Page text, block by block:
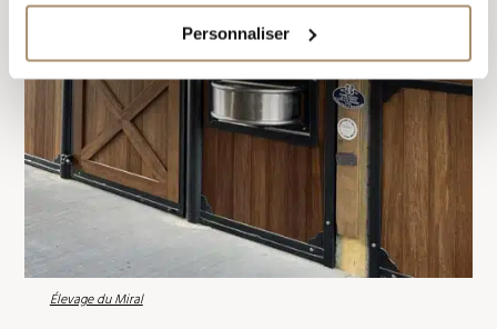
Personnaliser
Élevage du Miral